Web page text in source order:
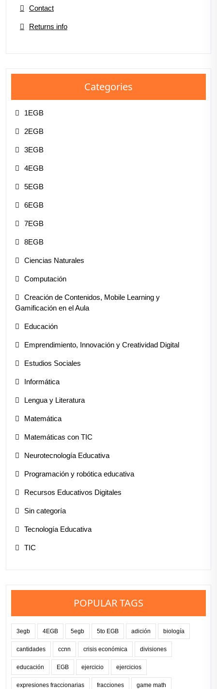
Contact
Returns info
Categories
1EGB
2EGB
3EGB
4EGB
5EGB
6EGB
7EGB
8EGB
Ciencias Naturales
Computación
Creación de Contenidos, Mobile Learning y
Gamificación en el Aula
Educación
Emprendimiento, Innovación y Creatividad Digital
Estudios Sociales
Informática
Lengua y Literatura
Matemática
Matemáticas con TIC
Neurotecnología Educativa
Programación y robótica educativa
Recursos Educativos Digitales
Sin categoría
Tecnología Educativa
TIC
POPULAR TAGS
3egb 4EGB 5egb 5to EGB adición biología
cantidades ccnn crisis económica divisiones
educación EGB ejercicio ejercicios
expresiones fraccionarias fracciones game math